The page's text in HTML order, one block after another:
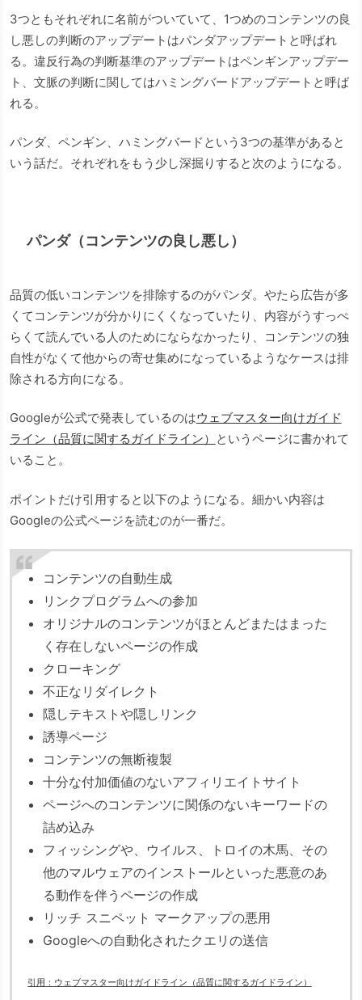
3つともそれぞれに名前がついていて、1つめのコンテンツの良
し悪しの判断のアップデートはパンダアップデートと呼ばれ
る。違反行為の判断基準のアップデートはペンギンアップデー
ト、文脈の判断に関してはハミングバードアップデートと呼ば
れる。
パンダ、ペンギン、ハミングバードという3つの基準があると
いう話だ。それぞれをもう少し深掘りすると次のようになる。
パンダ（コンテンツの良し悪し）
品質の低いコンテンツを排除するのがパンダ。やたら広告が多
くてコンテンツが分かりにくくなっていたり、内容がうすっぺ
らくて読んでいる人のためにならなかったり、コンテンツの独
自性がなくて他からの寄せ集めになっているようなケースは排
除される方向になる。
Googleが公式で発表しているのはウェブマスター向けガイド
ライン（品質に関するガイドライン） というページに書かれて
いること。
ポイントだけ引用すると以下のようになる。細かい内容は
Googleの公式ページを読むのが一番だ。
コンテンツの自動生成
リンクプログラムへの参加
オリジナルのコンテンツがほとんどまたはまった
く存在しないページの作成
クローキング
不正なリダイレクト
隠しテキストや隠しリンク
誘導ページ
コンテンツの無断複製
十分な付加価値のないアフィリエイトサイト
ページへのコンテンツに関係のないキーワードの
詰め込み
フィッシングや、ウイルス、トロイの木馬、その
他のマルウェアのインストールといった悪意のあ
る動作を伴うページの作成
リッチ スニペット マークアップの悪用
Googleへの自動化されたクエリの送信
引用：ウェブマスター向けガイドライン（品質に関するガイドライン）